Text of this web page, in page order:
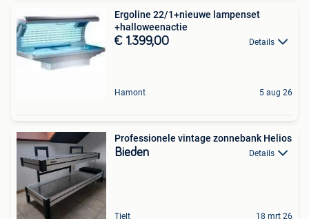
Ergoline 22/1+nieuwe lampenset
+halloweenactie
€ 1.399,00 Details
Hamont 5 aug 26
Professionele vintage zonnebank Helios
Bieden Details
Tielt 18 mrt 26